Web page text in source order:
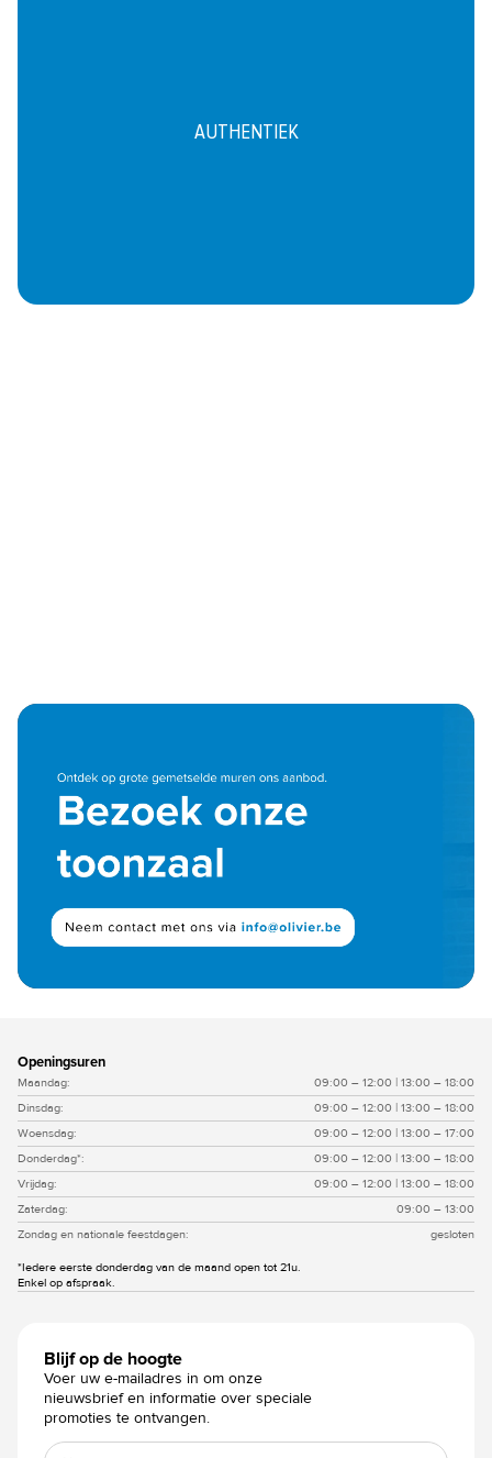
AUTHENTIEK
Openingsuren
Maandag:
09:00 – 12:00 | 13:00 – 18:00
Dinsdag:
09:00 – 12:00 | 13:00 – 18:00
Woensdag:
09:00 – 12:00 | 13:00 – 17:00
Donderdag*:
09:00 – 12:00 | 13:00 – 18:00
Vrijdag:
09:00 – 12:00 | 13:00 – 18:00
Zaterdag:
09:00 – 13:00
Zondag en nationale feestdagen:
gesloten
*Iedere eerste donderdag van de maand open tot 21u.
Enkel op afspraak.
Blijf op de hoogte
Voer uw e-mailadres in om onze
nieuwsbrief en informatie over speciale
promoties te ontvangen.